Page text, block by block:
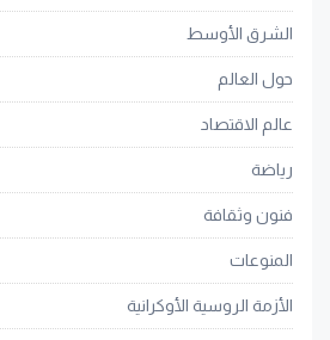
الشرق الأوسط
حول العالم
عالم الاقتصاد
رياضة
فنون وثقافة
المنوعات
الأزمة الروسية الأوكرانية